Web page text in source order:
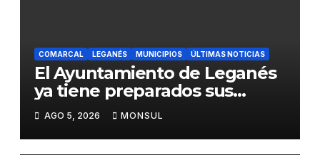
COMARCAL LEGANÉS MUNICIPIOS ÚLTIMAS NOTICIAS
El Ayuntamiento de Leganés
ya tiene preparados sus
dispositivos de seguridad y
de limpieza para las Fiestas
de Butarque
AGO 5, 2026 MONSUL